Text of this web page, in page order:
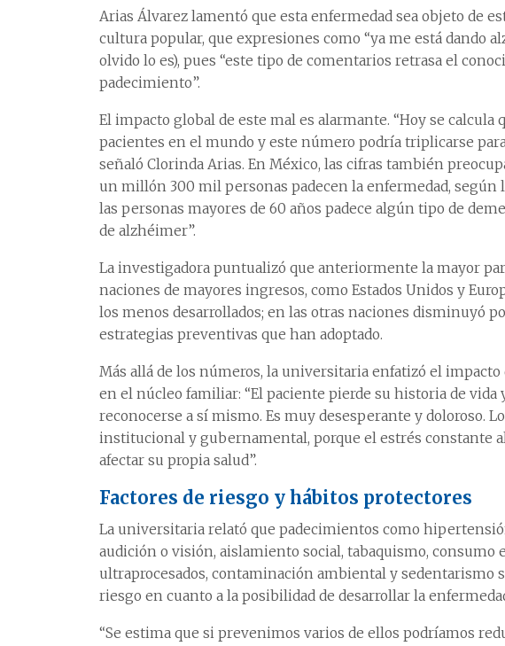
Arias Álvarez lamentó que esta enfermedad sea objeto de
cultura popular, que expresiones como “ya me está dando
olvido lo es), pues “este tipo de comentarios retrasa el
padecimiento”.
El impacto global de este mal es alarmante. “Hoy se calcula
pacientes en el mundo y este número podría triplicarse
señaló Clorinda Arias. En México, las cifras también
un millón 300 mil personas padecen la enfermedad, según
las personas mayores de 60 años padece algún tipo de
de alzhéimer”.
La investigadora puntualizó que anteriormente la mayor
naciones de mayores ingresos, como Estados Unidos y
los menos desarrollados; en las otras naciones disminuyó
estrategias preventivas que han adoptado.
Más allá de los números, la universitaria enfatizó el
en el núcleo familiar: “El paciente pierde su historia de vida
reconocerse a sí mismo. Es muy desesperante y doloroso.
institucional y gubernamental, porque el estrés constante
afectar su propia salud”.
Factores de riesgo y hábitos protectores
La universitaria relató que padecimientos como
audición o visión, aislamiento social, tabaquismo, consumo
ultraprocesados, contaminación ambiental y sedentarismo
riesgo en cuanto a la posibilidad de desarrollar la
“Se estima que si prevenimos varios de ellos podríamos